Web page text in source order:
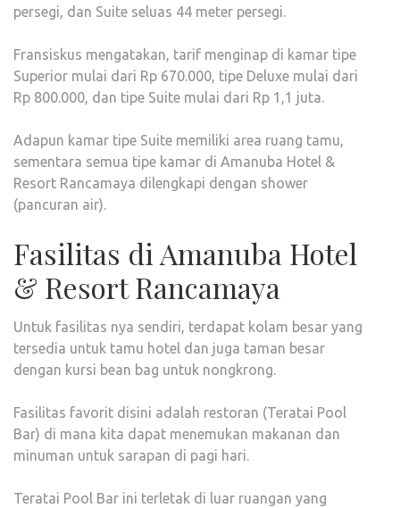
persegi, dan Suite seluas 44 meter persegi.
Fransiskus mengatakan, tarif menginap di kamar tipe
Superior mulai dari Rp 670.000, tipe Deluxe mulai dari
Rp 800.000, dan tipe Suite mulai dari Rp 1,1 juta.
Adapun kamar tipe Suite memiliki area ruang tamu,
sementara semua tipe kamar di Amanuba Hotel &
Resort Rancamaya dilengkapi dengan shower
(pancuran air).
Fasilitas di Amanuba Hotel
& Resort Rancamaya
Untuk fasilitas nya sendiri, terdapat kolam besar yang
tersedia untuk tamu hotel dan juga taman besar
dengan kursi bean bag untuk nongkrong.
Fasilitas favorit disini adalah restoran (Teratai Pool
Bar) di mana kita dapat menemukan makanan dan
minuman untuk sarapan di pagi hari.
Teratai Pool Bar ini terletak di luar ruangan yang